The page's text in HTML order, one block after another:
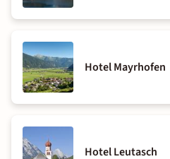
Hotel Mayrhofen
Hotel Leutasch